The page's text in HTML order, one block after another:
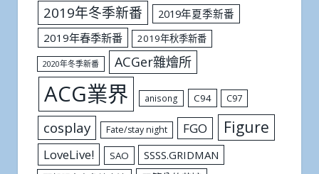
2019年冬季新番
2019年夏季新番
2019年春季新番
2019年秋季新番
2020年冬季新番 ACGer雜燴所
ACG業界 anisong C94 C97
cosplay Fate/stay night FGO Figure
LoveLive! SAO SSSS.GRIDMAN